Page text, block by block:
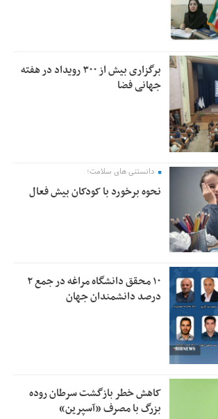
برگزاری بیش از ۳۰۰ رویداد در هفته
جهانی فضا
دانستنی های سلامت؛
نحوه برخورد با کودکان بیش فعال
۱۰ محقق دانشگاه مراغه در جمع ۲
درصد دانشمندان جهان
کاهش خطر بازگشت سرطان روده
بزرگ با مصرف «آسپرین»